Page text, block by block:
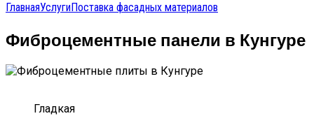
ГлавнаяУслугиПоставка фасадных материалов
Фиброцементные панели в Кунгуре
Гладкая